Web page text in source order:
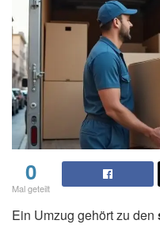
0
Mal geteilt
Ein Umzug gehört zu den